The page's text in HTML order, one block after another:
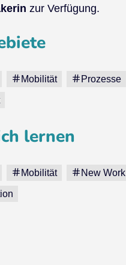
zur Verfügung.
Mobilität Prozesse
lernen
Mobilität New Work